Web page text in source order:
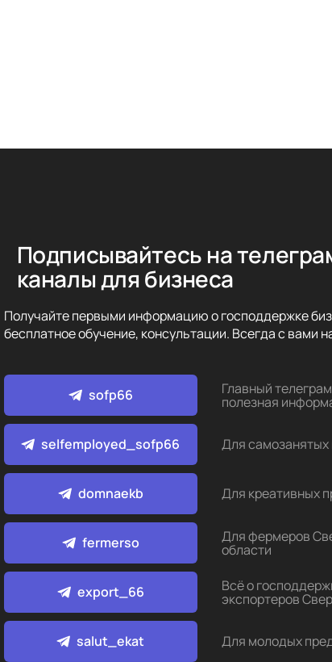
Подписывайтесь на
каналы для бизнеса
Получайте первыми информацию о господдержке
бесплатное обучение, консультации. Всегда с вами
sofp66 Главный
полезная
selfemployed_sofp66 Для самозанятых
domnaekb Для креативных
fermerso Для фермеров
области
export_66 Всё о
экспортеров
salut_ekat Для молодых